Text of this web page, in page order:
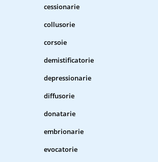
cessionarie
collusorie
corsoie
demistificatorie
depressionarie
diffusorie
donatarie
embrionarie
evocatorie